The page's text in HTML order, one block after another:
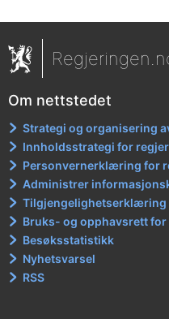
Om nettstedet
Strategi og organisering
Innholdsstrategi for
Personvernerklæring for
Administrer
Tilgjengelighetserklæring
Bruks- og opphavsrett
Besøksstatistikk
Nyhetsvarsel
RSS